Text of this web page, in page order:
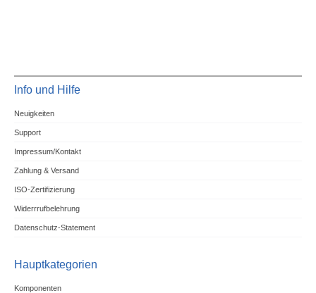
Info und Hilfe
Neuigkeiten
Support
Impressum/Kontakt
Zahlung & Versand
ISO-Zertifizierung
Widerrrufbelehrung
Datenschutz-Statement
Hauptkategorien
Komponenten